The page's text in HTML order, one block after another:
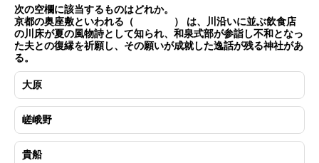
次の空欄に該当するものはどれか。
京都の奥座敷といわれる（ ） は、川沿いに並ぶ飲食店
の川床が夏の風物詩として知られ、和泉式部が参詣し不和となっ
た夫との復縁を祈願し、その願いが成就した逸話が残る神社があ
る。
大原
嵯峨野
貴船